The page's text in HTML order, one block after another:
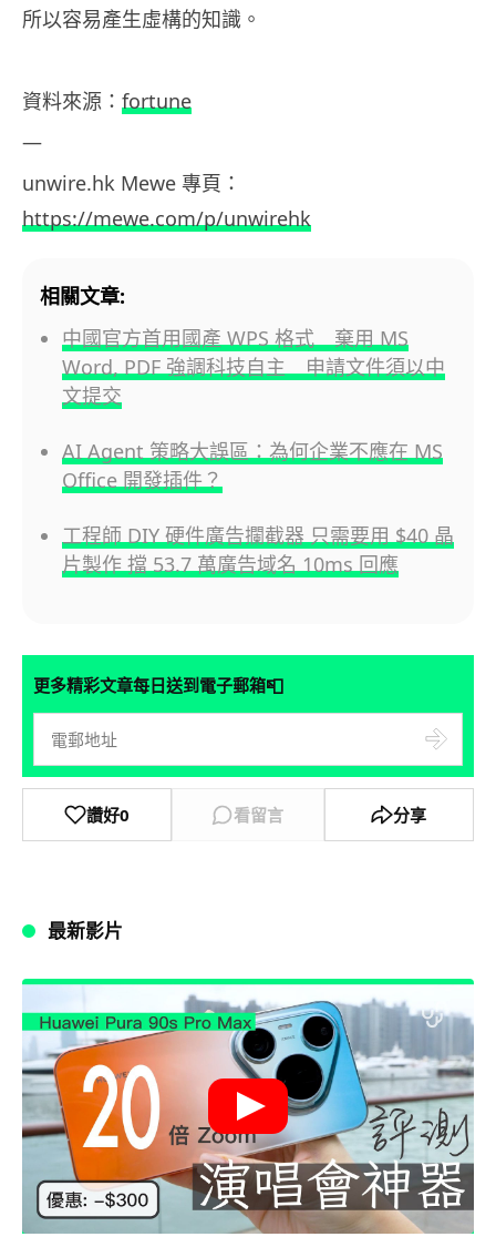
所以容易產生虛構的知識。
資料來源： fortune
—
unwire.hk Mewe 專頁：
https://mewe.com/p/unwirehk
相關文章:
中國官方首用國產 WPS 格式 棄用 MS
Word, PDF 強調科技自主 申請文件須以中
文提交
AI Agent 策略大誤區：為何企業不應在 MS
Office 開發插件？
工程師 DIY 硬件廣告攔截器 只需要用 $40 晶
片製作 擋 53.7 萬廣告域名 10ms 回應
更多精彩文章每日送到電子郵箱📮
讚好0 看留言 分享
最新影片